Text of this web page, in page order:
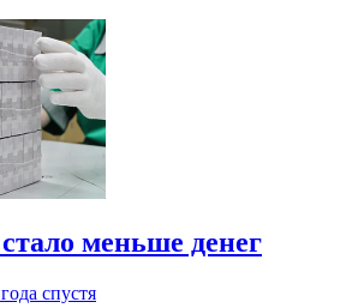
меньше денег
спустя